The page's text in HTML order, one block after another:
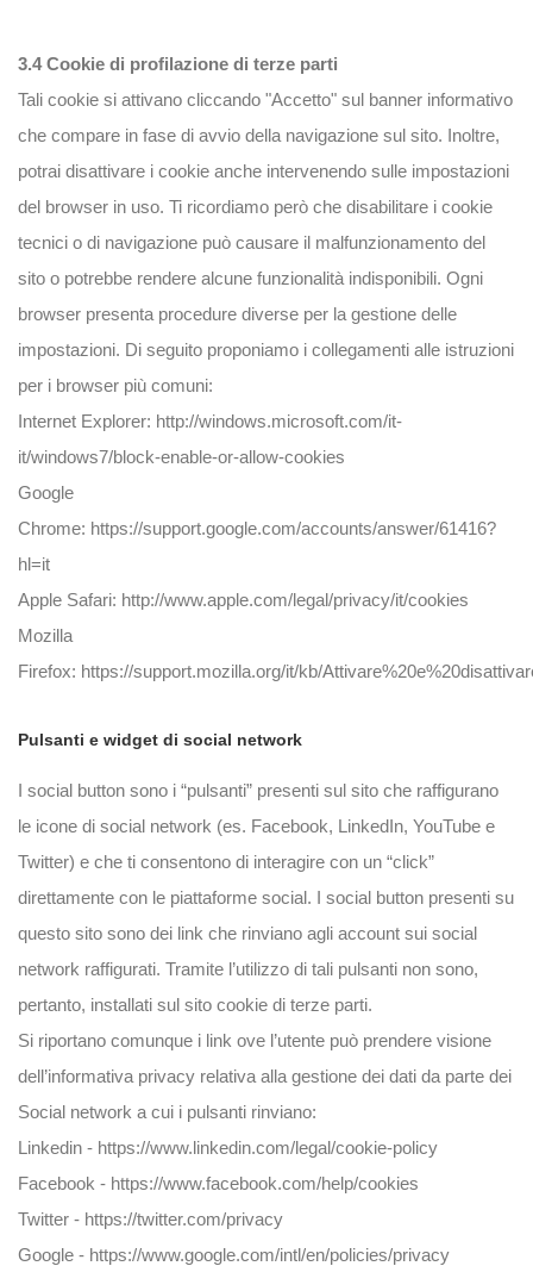
3.4 Cookie di profilazione di terze parti
Tali cookie si attivano cliccando "Accetto" sul banner informativo
che compare in fase di avvio della navigazione sul sito. Inoltre,
potrai disattivare i cookie anche intervenendo sulle impostazioni
del browser in uso. Ti ricordiamo però che disabilitare i cookie
tecnici o di navigazione può causare il malfunzionamento del
sito o potrebbe rendere alcune funzionalità indisponibili. Ogni
browser presenta procedure diverse per la gestione delle
impostazioni. Di seguito proponiamo i collegamenti alle istruzioni
per i browser più comuni:
Internet Explorer: http://windows.microsoft.com/it-
it/windows7/block-enable-or-allow-cookies
Google
Chrome: https://support.google.com/accounts/answer/61416?
hl=it
Apple Safari: http://www.apple.com/legal/privacy/it/cookies
Mozilla
Firefox: https://support.mozilla.org/it/kb/
Pulsanti e widget di social network
I social button sono i “pulsanti” presenti sul sito che raffigurano
le icone di social network (es. Facebook, LinkedIn, YouTube e
Twitter) e che ti consentono di interagire con un “click”
direttamente con le piattaforme social. I social button presenti su
questo sito sono dei link che rinviano agli account sui social
network raffigurati. Tramite l’utilizzo di tali pulsanti non sono,
pertanto, installati sul sito cookie di terze parti.
Si riportano comunque i link ove l’utente può prendere visione
dell’informativa privacy relativa alla gestione dei dati da parte dei
Social network a cui i pulsanti rinviano:
Linkedin - https://www.linkedin.com/legal/cookie-policy
Facebook - https://www.facebook.com/help/cookies
Twitter - https://twitter.com/privacy
Google - https://www.google.com/intl/en/policies/privacy